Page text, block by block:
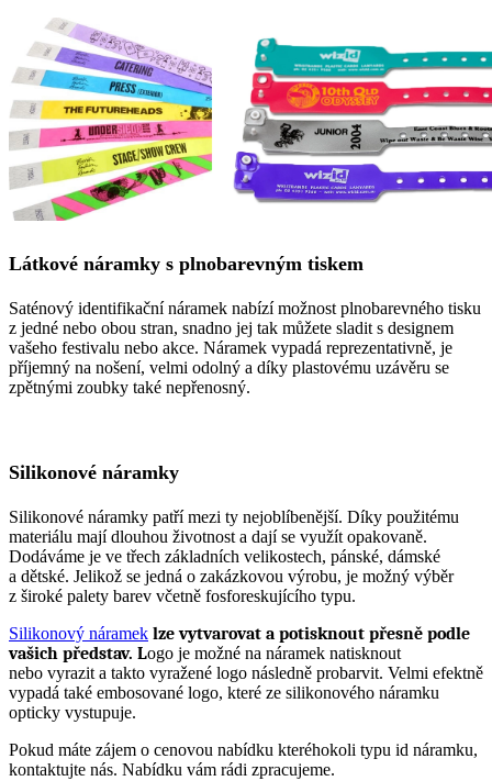
Látkové náramky s plnobarevným tiskem
Saténový identifikační náramek nabízí možnost plnobarevného tisku
z jedné nebo obou stran, snadno jej tak můžete sladit s designem
vašeho festivalu nebo akce. Náramek vypadá reprezentativně, je
příjemný na nošení, velmi odolný a díky plastovému uzávěru se
zpětnými zoubky také nepřenosný.
Silikonové náramky
Silikonové náramky patří mezi ty nejoblíbenější. Díky použitému
materiálu mají dlouhou životnost a dají se využít opakovaně.
Dodáváme je ve třech základních velikostech, pánské, dámské
a dětské. Jelikož se jedná o zakázkovou výrobu, je možný výběr
z široké palety barev včetně fosforeskujícího typu.
Silikonový náramek lze vytvarovat a potisknout přesně podle
vašich představ. Logo je možné na náramek natisknout
nebo vyrazit a takto vyražené logo následně probarvit. Velmi efektně
vypadá také embosované logo, které ze silikonového náramku
opticky vystupuje.
Pokud máte zájem o cenovou nabídku kteréhokoli typu id náramku,
kontaktujte nás. Nabídku vám rádi zpracujeme.